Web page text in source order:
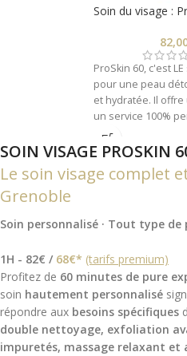
Soin du visage :
ProSkin 60, c'est
pour une peau
et hydratée. Il
un service 100%
selon vos besoins.
SOIN VISAGE PROSKIN
Le soin visage complet
Grenoble
Soin personnalisé · Tout type de
1H - 82€ / 68€* (tarifs premium)
Profitez de 60 minutes de pure
soin hautement personnalisé
répondre aux besoins spécifiques
double nettoyage, exfoliation
impuretés, massage relaxant et